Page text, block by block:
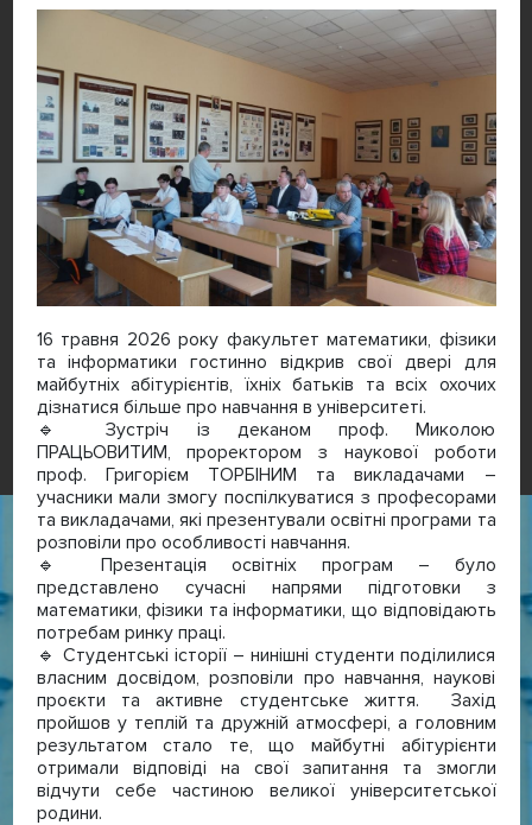
16 травня 2026 року факультет математики, фізики
та інформатики гостинно відкрив свої двері для
майбутніх абітурієнтів, їхніх батьків та всіх охочих
дізнатися більше про навчання в університеті.
🔹 Зустріч із деканом проф. Миколою
ПРАЦЬОВИТИМ, проректором з наукової роботи
проф. Григорієм ТОРБІНИМ та викладачами –
учасники мали змогу поспілкуватися з професорами
та викладачами, які презентували освітні програми та
розповіли про особливості навчання.
🔹 Презентація освітніх програм – було
представлено сучасні напрями підготовки з
математики, фізики та інформатики, що відповідають
потребам ринку праці.
🔹 Студентські історії – нинішні студенти поділилися
власним досвідом, розповіли про навчання, наукові
проєкти та активне студентське життя. Захід
пройшов у теплій та дружній атмосфері, а головним
результатом стало те, що майбутні абітурієнти
отримали відповіді на свої запитання та змогли
відчути себе частиною великої університетської
родини.